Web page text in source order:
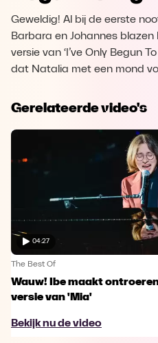
Geweldig! Al bij de eerste
Barbara en Johannes
versie van ‘I’ve Only Begun
dat Natalia met een mond
Gerelateerde video's
04:27
The Best Of
Wauw! Ibe maakt
versie van 'Mia'
Bekijk nu de video